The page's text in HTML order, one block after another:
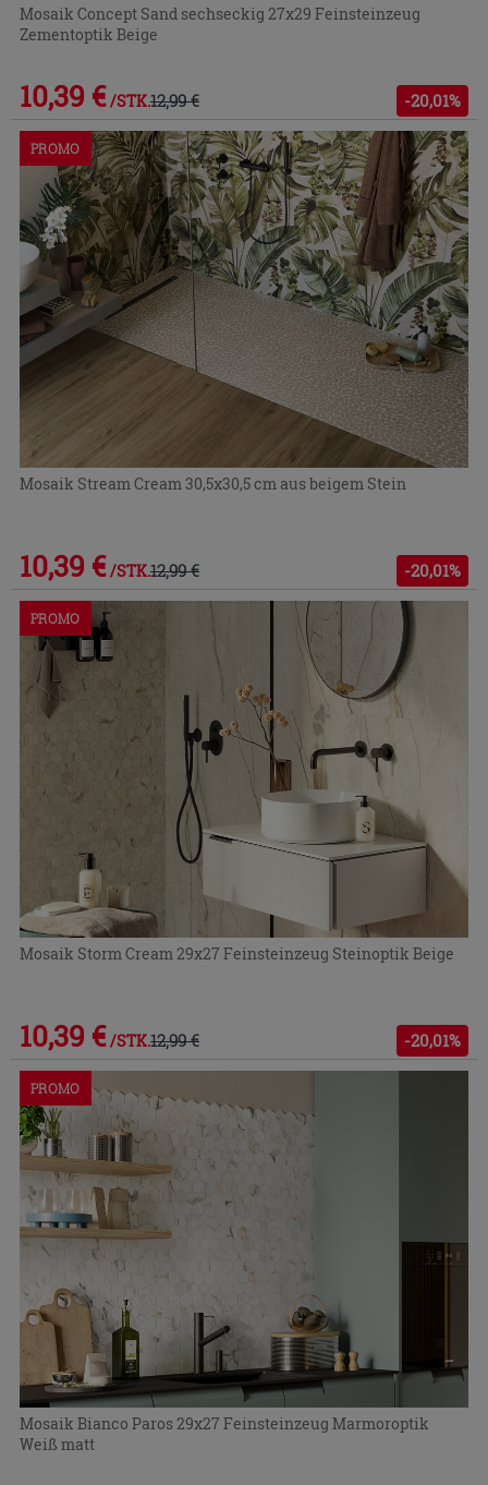
Mosaik Concept Sand sechseckig 27x29 Feinsteinzeug
Zementoptik Beige
10,39 € /STK.12,99 € -20,01%
PROMO
Mosaik Stream Cream 30,5x30,5 cm aus beigem Stein
10,39 € /STK.12,99 € -20,01%
PROMO
Mosaik Storm Cream 29x27 Feinsteinzeug Steinoptik Beige
10,39 € /STK.12,99 € -20,01%
PROMO
Mosaik Bianco Paros 29x27 Feinsteinzeug Marmoroptik
Weiß matt